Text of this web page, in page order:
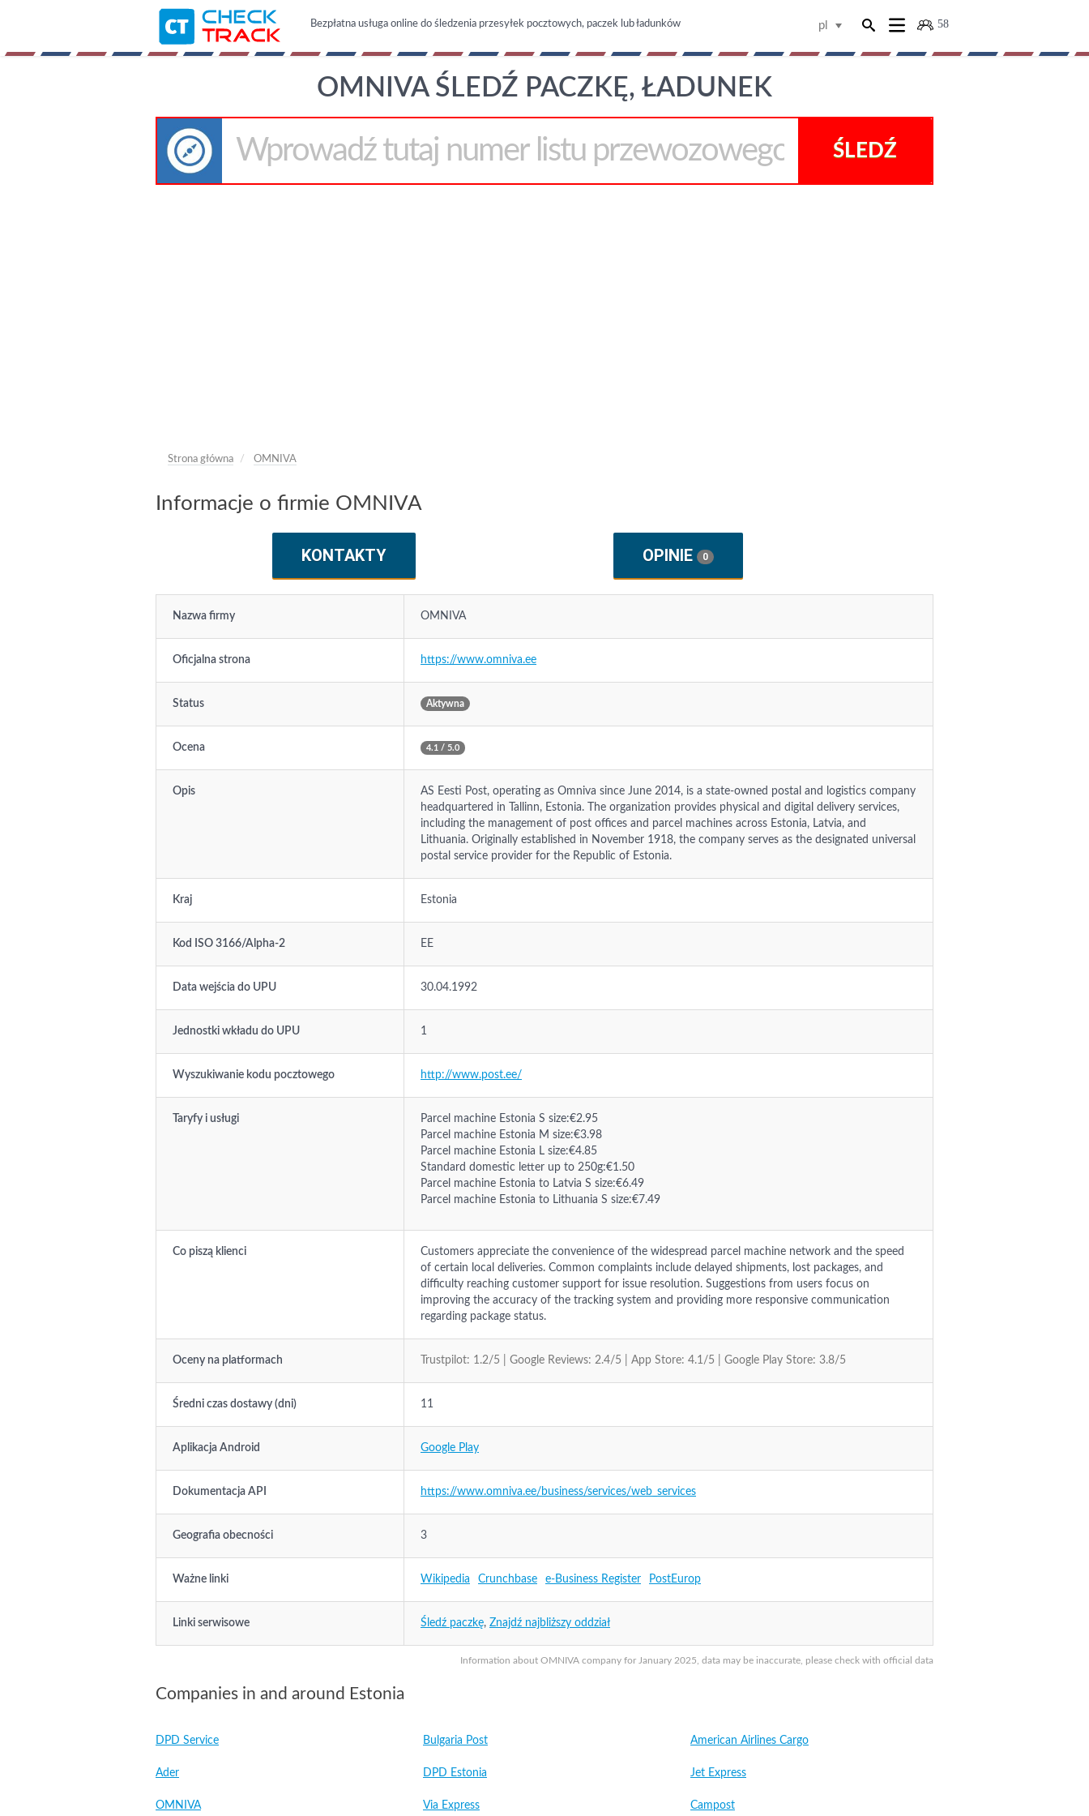
58
pl
Bezpłatna usługa online do śledzenia przesyłek pocztowych, paczek lub ładunków
OMNIVA ŚLEDŹ PACZKĘ, ŁADUNEK
ŚLEDŹ
Strona główna OMNIVA
Informacje o firmie OMNIVA
KONTAKTY OPINIE 0
Information about OMNIVA company for January 2025, data may be inaccurate, please check with official data
Nazwa firmy OMNIVA
Oficjalna strona https://www.omniva.ee
Status Aktywna
Ocena 4.1 / 5.0
Opis
AS Eesti Post, operating as Omniva since June 2014, is a state-owned postal and logistics company
headquartered in Tallinn, Estonia. The organization provides physical and digital delivery services,
including the management of post offices and parcel machines across Estonia, Latvia, and
Lithuania. Originally established in November 1918, the company serves as the designated universal
postal service provider for the Republic of Estonia.
Kraj Estonia
Kod ISO 3166/Alpha-2 EE
Data wejścia do UPU 30.04.1992
Jednostki wkładu do UPU 1
Wyszukiwanie kodu pocztowego http://www.post.ee/
Taryfy i usługi
Parcel machine Estonia S size:€2.95
Parcel machine Estonia M size:€3.98
Parcel machine Estonia L size:€4.85
Standard domestic letter up to 250g:€1.50
Parcel machine Estonia to Latvia S size:€6.49
Parcel machine Estonia to Lithuania S size:€7.49
Co piszą klienci
Customers appreciate the convenience of the widespread parcel machine network and the speed
of certain local deliveries. Common complaints include delayed shipments, lost packages, and
difficulty reaching customer support for issue resolution. Suggestions from users focus on
improving the accuracy of the tracking system and providing more responsive communication
regarding package status.
Oceny na platformach Trustpilot: 1.2/5 | Google Reviews: 2.4/5 | App Store: 4.1/5 | Google Play Store: 3.8/5
Średni czas dostawy (dni) 11
Aplikacja Android Google Play
Dokumentacja API https://www.omniva.ee/business/services/web_services
Geografia obecności 3
Ważne linki Wikipedia Crunchbase e-Business Register PostEurop
Linki serwisowe Śledź paczkę, Znajdź najbliższy oddział
Companies in and around Estonia
DPD Service Bulgaria Post American Airlines Cargo
Ader DPD Estonia Jet Express
OMNIVA Via Express Campost